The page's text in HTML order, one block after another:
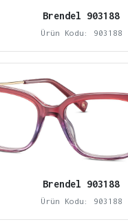
Brendel 903188
Ürün Kodu: 903188
Brendel 903188
Ürün Kodu: 903188